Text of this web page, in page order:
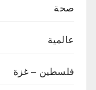
صحة
عالمية
فلسطين – غزة